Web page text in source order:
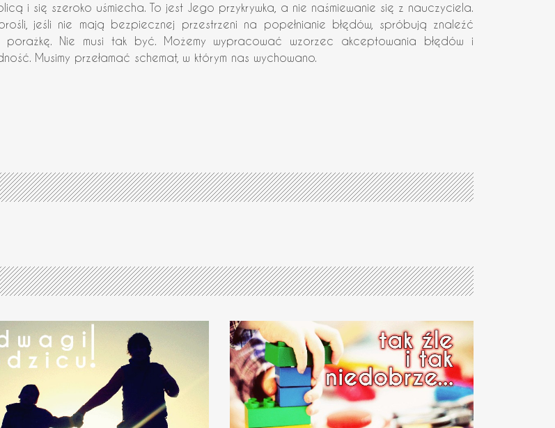
i się szeroko uśmiecha. To jest Jego przykrywka, a nie naśmiewanie się z nauczyciela.
jeśli nie mają bezpiecznej przestrzeni na popełnianie błędów, spróbują znaleźć
Nie musi tak być. Możemy wypracować wzorzec akceptowania błędów i
Musimy przełamać schemat, w którym nas wychowano.